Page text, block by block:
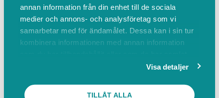
annan information från din enhet till de sociala
medier och annons- och analysföretag som vi
samarbetar med för ändamålet. Dessa kan i sin tur
kombinera informationen med annan information
Visa detaljer
TILLÅT ALLA